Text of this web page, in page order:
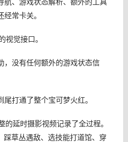
常卡关。
视觉接口。
，没有任何额外的游戏状态信
打通了整个宝可梦火红。
的延时摄影视频记录了全过程。
踩草丛遇敌、选技能打道馆、穿